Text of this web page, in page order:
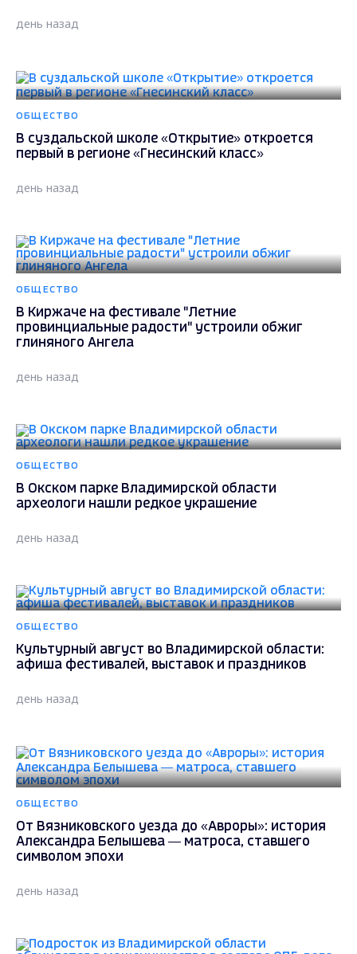
день назад
ОБЩЕСТВО
В суздальской школе «Открытие» откроется
первый в регионе «Гнесинский класс»
день назад
ОБЩЕСТВО
В Киржаче на фестивале "Летние
провинциальные радости" устроили обжиг
глиняного Ангела
день назад
ОБЩЕСТВО
В Окском парке Владимирской области
археологи нашли редкое украшение
день назад
ОБЩЕСТВО
Культурный август во Владимирской области:
афиша фестивалей, выставок и праздников
день назад
ОБЩЕСТВО
От Вязниковского уезда до «Авроры»: история
Александра Белышева — матроса, ставшего
символом эпохи
день назад